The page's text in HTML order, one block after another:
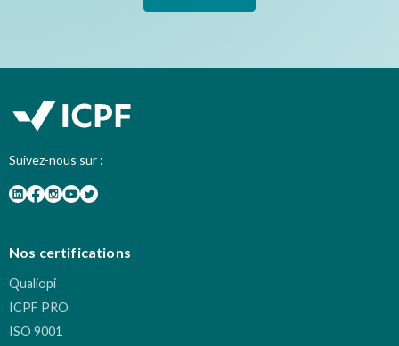
Suivez-nous sur :
Nos certifications
Qualiopi
ICPF PRO
ISO 9001